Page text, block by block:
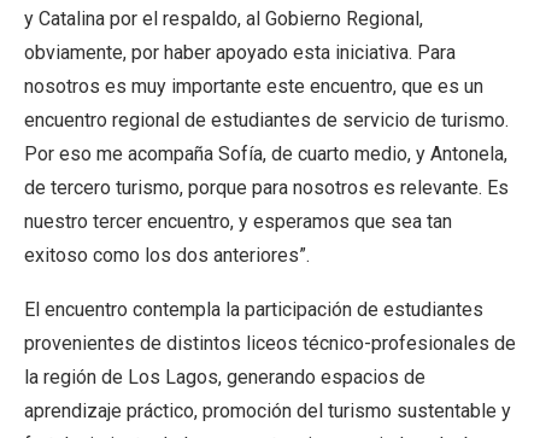
y Catalina por el respaldo, al Gobierno Regional,
obviamente, por haber apoyado esta iniciativa. Para
nosotros es muy importante este encuentro, que es un
encuentro regional de estudiantes de servicio de turismo.
Por eso me acompaña Sofía, de cuarto medio, y Antonela,
de tercero turismo, porque para nosotros es relevante. Es
nuestro tercer encuentro, y esperamos que sea tan
exitoso como los dos anteriores”.
El encuentro contempla la participación de estudiantes
provenientes de distintos liceos técnico-profesionales de
la región de Los Lagos, generando espacios de
aprendizaje práctico, promoción del turismo sustentable y